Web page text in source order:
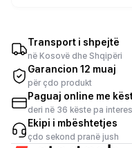
Transport i shpejtë
në Kosovë dhe Shqipëri
Garancion 12 muaj
për çdo produkt
Paguaj online me
deri në 36 këste pa interes
Ekipi i mbështetjes
çdo sekond pranë jush